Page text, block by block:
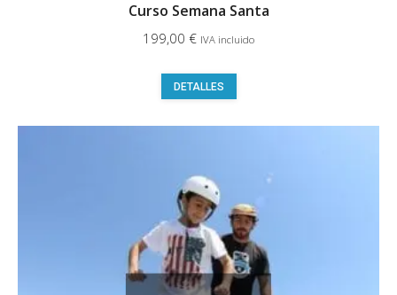
Curso Semana Santa
199,00 € IVA incluido
DETALLES
variantes.
Las
opciones
se
pueden